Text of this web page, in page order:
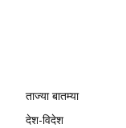
ताज्या बातम्या
देश-विदेश